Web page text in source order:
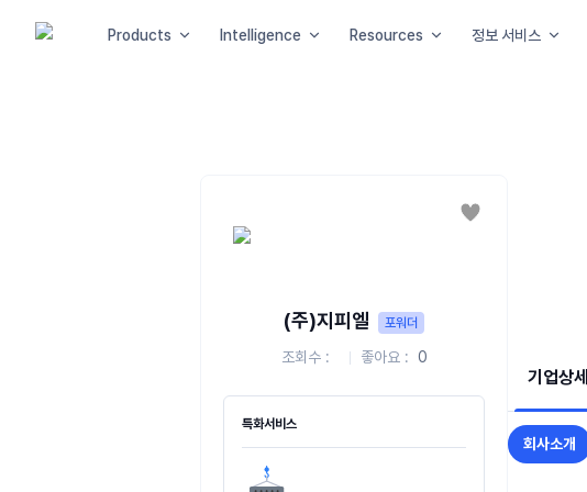
Products Intelligence Resources 정보 서비스
좋아요
(주)지피엘 포워더
조회수 좋아요 0
특화서비스
기업상세
회사소개